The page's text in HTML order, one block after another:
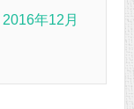
2016年12月